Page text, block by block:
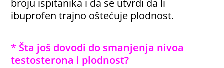
broju ispitanika i da se utvrdi da li
ibuprofen trajno oštećuje plodnost.
* Šta još dovodi do smanjenja nivoa
testosterona i plodnost?